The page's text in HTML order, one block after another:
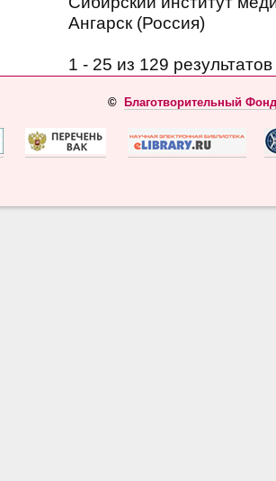
Ангарск (Россия)
1 - 25 из 129
© Благотворительный